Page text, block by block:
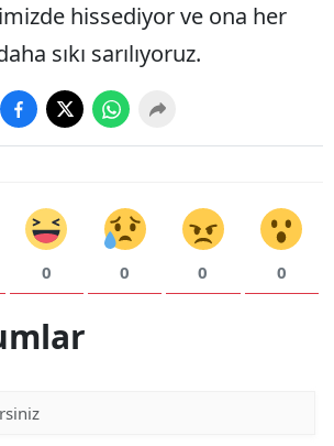
hissediyor ve ona her
sıkı sarılıyoruz.
0 0 0 0